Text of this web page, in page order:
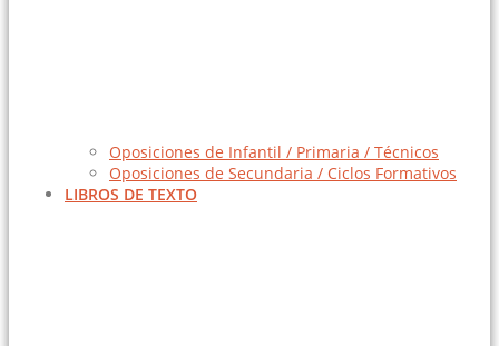
Oposiciones de Infantil / Primaria / Técnicos
Oposiciones de Secundaria / Ciclos Formativos
LIBROS DE TEXTO